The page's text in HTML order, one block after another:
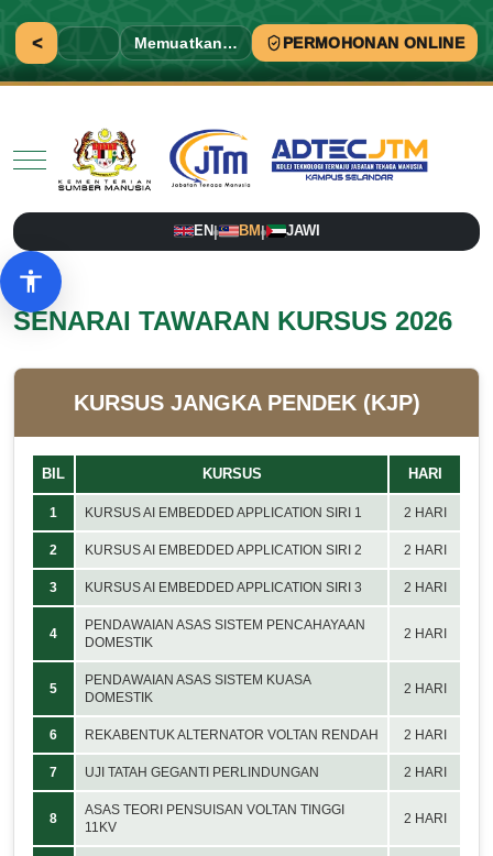
< Memuatkan… PERMOHONAN ONLINE
Mobile Menu Toggle
EN| BM| JAWI
Pilihan aksesibiliti
SENARAI TAWARAN KURSUS 2026
KURSUS JANGKA PENDEK (KJP)
BIL KURSUS HARI
1 KURSUS AI EMBEDDED APPLICATION SIRI 1 2 HARI
2 KURSUS AI EMBEDDED APPLICATION SIRI 2 2 HARI
3 KURSUS AI EMBEDDED APPLICATION SIRI 3 2 HARI
4
PENDAWAIAN ASAS SISTEM PENCAHAYAAN
DOMESTIK
2 HARI
5
PENDAWAIAN ASAS SISTEM KUASA
DOMESTIK
2 HARI
6 REKABENTUK ALTERNATOR VOLTAN RENDAH 2 HARI
7 UJI TATAH GEGANTI PERLINDUNGAN 2 HARI
8
ASAS TEORI PENSUISAN VOLTAN TINGGI
11KV
2 HARI